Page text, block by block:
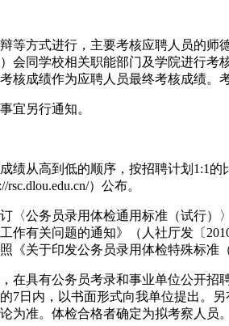
等方式进行，主要考核应聘人员的师
会同学校相关职能部门及学院进行
核成绩作为应聘人员最终考核成绩。
宜另行通知。
绩从高到低的顺序，按招聘计划1:1
）公布。
〈公务员录用体检通用标准（试行）
作有关问题的通知》（人社厅发〔
《关于印发公务员录用体检特殊标准
在具有公务员考录和事业单位公开
7日内，以书面形式向我单位提出。
为准。体检合格者确定为拟考察人员。